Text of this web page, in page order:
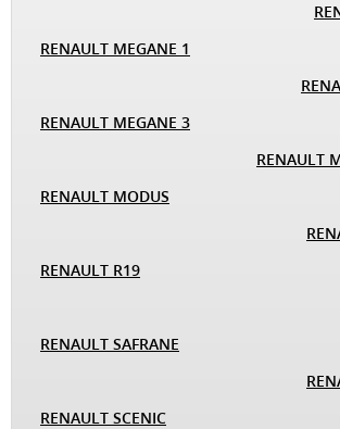
RENAULT MEGANE 1
RENAULT MEGANE 3
RENAULT
RENAULT MODUS
RENAULT R19
RENAULT SAFRANE
RENAULT SCENIC